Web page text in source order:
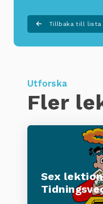
Tillbaka till lista
Utforska
Fler
Sex